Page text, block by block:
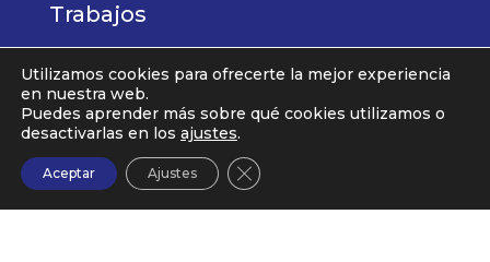
Trabajos
Blog
Contacto
Se concede a Mask Comunicación, S.L., la
Utilizamos cookies para ofrecerte la mejor experiencia
en nuestra web.
Puedes aprender más sobre qué cookies utilizamos o
desactivarlas en los ajustes.
Aceptar Ajustes Cerrar el banner de cookies